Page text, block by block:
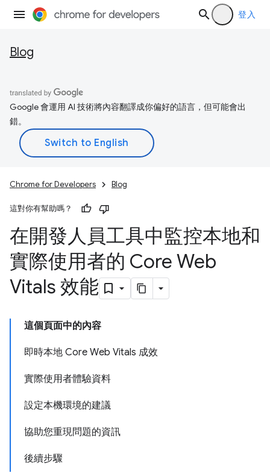
登入
Blog
Google 會運用 AI 技術將內容翻譯成你偏好的語言，但可能會出
錯。
Chrome for Developers Blog
這對你有幫助嗎？
在開發人員工具中監控本地和
實際使用者的 Core Web
Vitals 效能
這個頁面中的內容
即時本地 Core Web Vitals 成效
實際使用者體驗資料
設定本機環境的建議
協助您重現問題的資訊
後續步驟